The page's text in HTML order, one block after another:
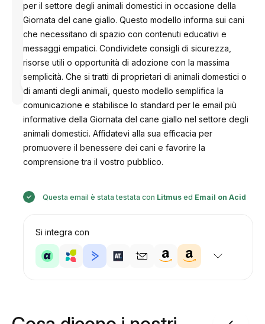
Progettato
da
Anastasiia
per il settore degli animali domestici in occasione della
Giornata del cane giallo. Questo modello informa sui cani
che necessitano di spazio con contenuti educativi e
messaggi empatici. Condividete consigli di sicurezza,
risorse utili o opportunità di adozione con la massima
semplicità. Che si tratti di proprietari di animali domestici o
di amanti degli animali, questo modello semplifica la
comunicazione e stabilisce lo standard per le email più
informative della Giornata del cane giallo nel settore degli
animali domestici. Affidatevi alla sua efficacia per
promuovere il benessere dei cani e favorire la
comprensione tra il vostro pubblico.
Questa email è stata testata con Litmus ed Email on Acid
Si integra con